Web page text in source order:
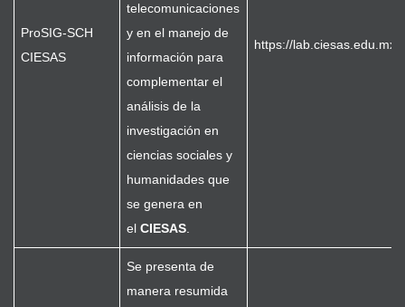
ProSIG-SCH
CIESAS
telecomunicaciones
y en el manejo de
información para
complementar el
análisis de la
investigación en
ciencias sociales y
humanidades que
se genera en
elCIESAS
https://lab.ciesas.edu.mx/
Se presenta de
manera resumida